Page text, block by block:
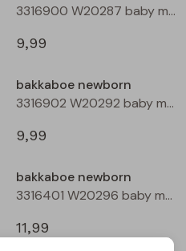
3316900 W20287 baby meisjes basismode Rose
9,99
bakkaboe newborn
3316902 W20292 baby meisjes basismode Ecru
9,99
bakkaboe newborn
3316401 W20296 baby meisjes sweatshirt Ecru
11,99